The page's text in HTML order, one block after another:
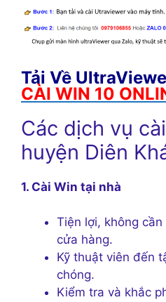
Tải Về
CÀI WIN 10
Các dịch vụ
huyện Diên
1. Cài Win tại nhà
Tiện lợi, không
cửa hàng.
Kỹ thuật viên đến
chóng.
Kiểm tra và khắc